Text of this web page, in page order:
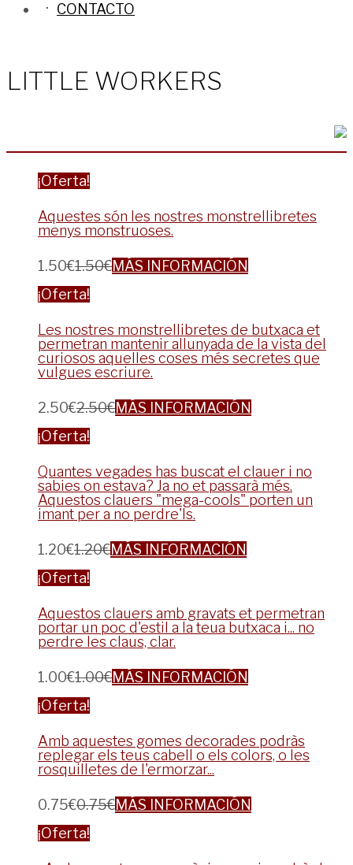
CONTACTO
LITTLE WORKERS
¡Oferta!
Aquestes són les nostres monstrellibretes
menys monstruoses.
1.50€1.50€MÁS INFORMACIÓN
¡Oferta!
Les nostres monstrellibretes de butxaca et
permetran mantenir allunyada de la vista del
curiosos aquelles coses més secretes que
vulgues escriure.
2.50€2.50€MÁS INFORMACIÓN
¡Oferta!
Quantes vegades has buscat el clauer i no
sabies on estava? Ja no et passarà més.
Aquestos clauers "mega-cools" porten un
imant per a no perdre'ls.
1.20€1.20€MÁS INFORMACIÓN
¡Oferta!
Aquestos clauers amb gravats et permetran
portar un poc d'estil a la teua butxaca i... no
perdre les claus, clar.
1.00€1.00€MÁS INFORMACIÓN
¡Oferta!
Amb aquestes gomes decorades podràs
replegar els teus cabell o els colors, o les
rosquilletes de l'ermorzar...
0.75€0.75€MÁS INFORMACIÓN
¡Oferta!